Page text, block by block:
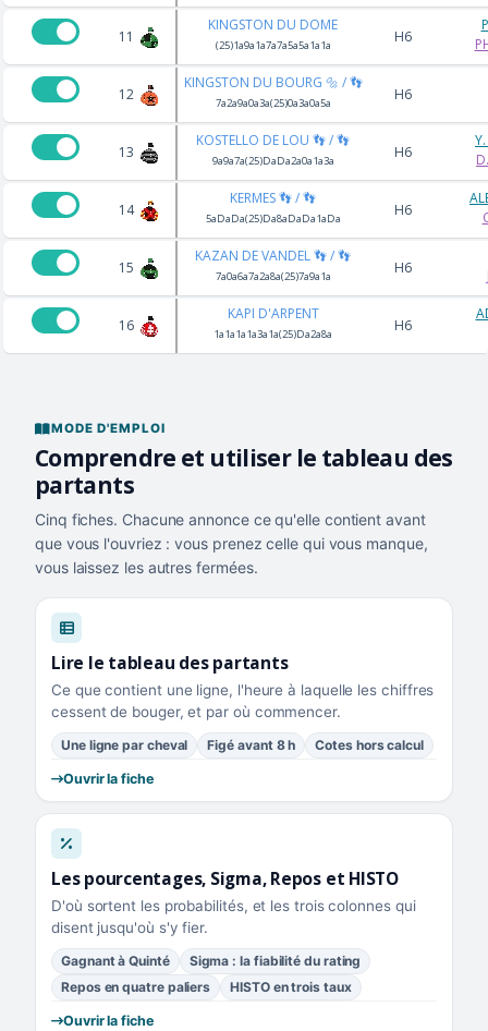
11
KINGSTON DU DOME
(25)1a9a1a7a7a5a5a1a1a H6
12
KINGSTON DU BOURG 🔩 / 👣
7a2a9a0a3a(25)0a3a0a5a H6
13
KOSTELLO DE LOU 👣 / 👣
9a9a7a(25)DaDa2a0a1a3a H6
14
KERMES 👣 / 👣
5aDaDa(25)Da8aDaDa1aDa H6
15
KAZAN DE VANDEL 👣 / 👣
7a0a6a7a2a8a(25)7a9a1a H6
16
KAPI D'ARPENT
1a1a1a1a3a1a(25)Da2a8a H6
MODE D'EMPLOI
Comprendre et utiliser le tableau des
partants
Cinq fiches. Chacune annonce ce qu'elle contient avant
que vous l'ouvriez : vous prenez celle qui vous manque,
vous laissez les autres fermées.
Lire le tableau des partants
Ce que contient une ligne, l'heure à laquelle les chiffres
cessent de bouger, et par où commencer.
Une ligne par cheval Figé avant 8 h Cotes hors calcul
Ouvrir la fiche
Les pourcentages, Sigma, Repos et HISTO
D'où sortent les probabilités, et les trois colonnes qui
disent jusqu'où s'y fier.
Gagnant à Quinté
Sigma : la fiabilité du rating
Repos en quatre paliers
HISTO en trois taux
Ouvrir la fiche